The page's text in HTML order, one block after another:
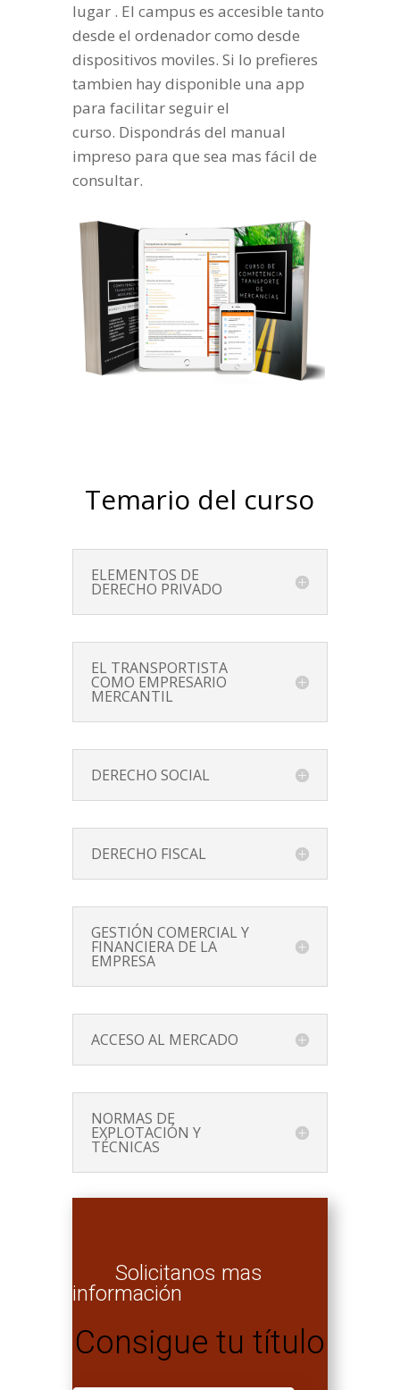
lugar . El campus es accesible tanto
desde el ordenador como desde
dispositivos moviles. Si lo prefieres
tambien hay disponible una app
para facilitar seguir el
curso. Dispondrás del manual
impreso para que sea mas fácil de
consultar.
Temario del curso
ELEMENTOS DE
DERECHO PRIVADO
EL TRANSPORTISTA
COMO EMPRESARIO
MERCANTIL
DERECHO SOCIAL
DERECHO FISCAL
GESTIÓN COMERCIAL Y
FINANCIERA DE LA
EMPRESA
ACCESO AL MERCADO
NORMAS DE
EXPLOTACIÓN Y
TÉCNICAS
Solicitanos mas
información
Consigue tu título